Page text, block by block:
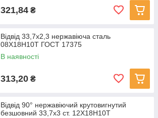
321,84 ₴
Відвід 33,7х2,3 нержавіюча сталь
08Х18Н10Т ГОСТ 17375
В наявності
313,20 ₴
Відвід 90° нержавіючий крутовигнутий
безшовний 33,7x3 ст. 12Х18Н10Т